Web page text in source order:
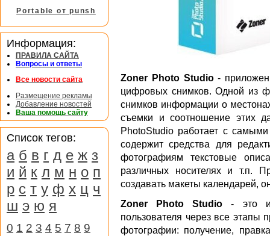
Zoner Photo Studio-
цифровых снимков. Одной из
снимков информации о
съемки и соотношение этих
PhotoStudio работает с
содержит средства для
фотографиям текстовые
различных носителях и т.п.
создавать макеты календарей,
Zoner Photo Studio - это
пользователя через все этапы
фотографии: получение,
Portable от punsh
Информация:
ПРАВИЛА САЙТА
Вопросы и ответы
Все новости сайта
Размещение рекламы
Добавление новостей
Ваша помощь сайту
Список тегов:
а б в г д е ж з
и й к л м н о п
р с т у ф х ц ч
ш э ю я
0 1 2 3 4 5 7 8 9